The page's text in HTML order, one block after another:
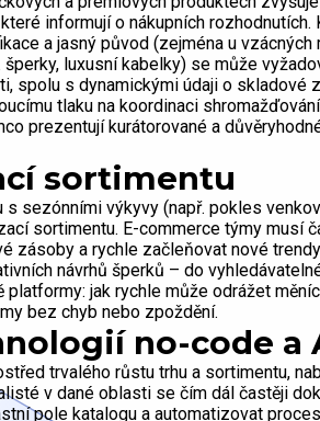
informují o nákupních rozhodnutích.
a jasný původ (zejména u
luxusní kabelky) se může
spolu s dynamickými údaji o skladové
tlaku na koordinaci
prezentují kurátorované a
sortimentu
sezónními výkyvy (např. pokles
sortimentu. E-commerce týmy musí
zásoby a rychle začleňovat nové
návrhů šperků – do
jak rychle může odrážet
bez chyb nebo zpoždění.
no-code a
trvalého růstu trhu a sortimentu,
v dané oblasti se čím dál častěji
pole katalogu a automatizovat